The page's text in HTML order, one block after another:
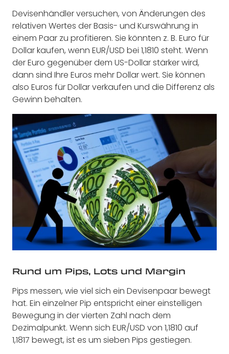
Devisenhändler versuchen, von Änderungen des
relativen Wertes der Basis- und Kurswährung in
einem Paar zu profitieren. Sie könnten z. B. Euro für
Dollar kaufen, wenn EUR/USD bei 1,1810 steht. Wenn
der Euro gegenüber dem US-Dollar stärker wird,
dann sind Ihre Euros mehr Dollar wert. Sie können
also Euros für Dollar verkaufen und die Differenz als
Gewinn behalten.
Rund um Pips, Lots und Margin
Pips messen, wie viel sich ein Devisenpaar bewegt
hat. Ein einzelner Pip entspricht einer einstelligen
Bewegung in der vierten Zahl nach dem
Dezimalpunkt. Wenn sich EUR/USD von 1,1810 auf
1,1817 bewegt, ist es um sieben Pips gestiegen.